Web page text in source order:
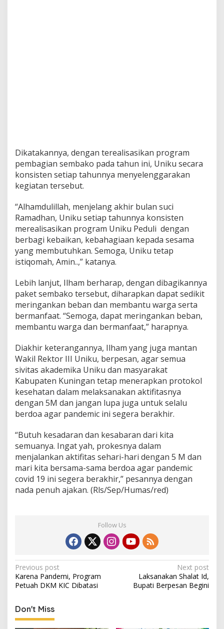
Dikatakannya, dengan terealisasikan program
pembagian sembako pada tahun ini, Uniku secara
konsisten setiap tahunnya menyelenggarakan
kegiatan tersebut.
“Alhamdulillah, menjelang akhir bulan suci
Ramadhan, Uniku setiap tahunnya konsisten
merealisasikan program Uniku Peduli dengan
berbagi kebaikan, kebahagiaan kepada sesama
yang membutuhkan. Semoga, Uniku tetap
istiqomah, Amin..,” katanya.
Lebih lanjut, Ilham berharap, dengan dibagikannya
paket sembako tersebut, diharapkan dapat sedikit
meringankan beban dan membantu warga serta
bermanfaat. “Semoga, dapat meringankan beban,
membantu warga dan bermanfaat,” harapnya.
Diakhir keterangannya, Ilham yang juga mantan
Wakil Rektor III Uniku, berpesan, agar semua
sivitas akademika Uniku dan masyarakat
Kabupaten Kuningan tetap menerapkan protokol
kesehatan dalam melaksanakan aktifitasnya
dengan 5M dan jangan lupa juga untuk selalu
berdoa agar pandemic ini segera berakhir.
“Butuh kesadaran dan kesabaran dari kita
semuanya. Ingat yah, prokesnya dalam
menjalankan aktifitas sehari-hari dengan 5 M dan
mari kita bersama-sama berdoa agar pandemic
covid 19 ini segera berakhir,” pesannya dengan
nada penuh ajakan. (Rls/Sep/Humas/red)
Follow Us
Post
navigation
Previous post
Karena Pandemi, Program
Petuah DKM KIC Dibatasi
Next post
Laksanakan Shalat Id,
Bupati Berpesan Begini
Don't Miss